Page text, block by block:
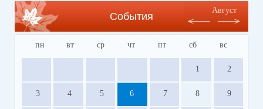
События
Август
пн вт ср чт пт сб вс
1 2
3 4 5 6 7 8 9